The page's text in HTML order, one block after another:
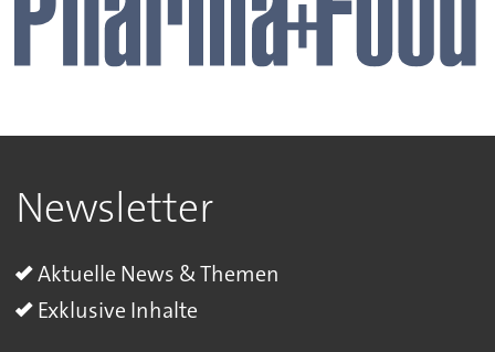
Newsletter
Aktuelle News & Themen
Exklusive Inhalte